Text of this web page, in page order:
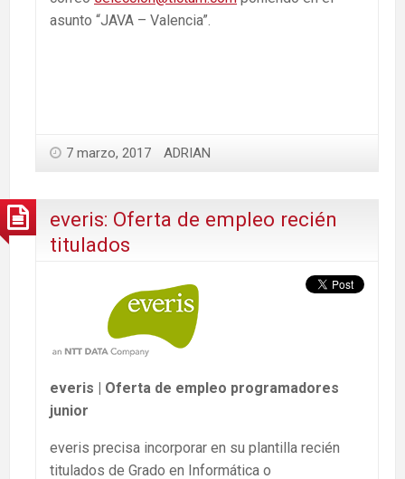
asunto “JAVA – Valencia”.
7 marzo, 2017 ADRIAN
everis: Oferta de empleo recién
titulados
everis | Oferta de empleo programadores
junior
everis precisa incorporar en su plantilla recién
titulados de Grado en Informática o